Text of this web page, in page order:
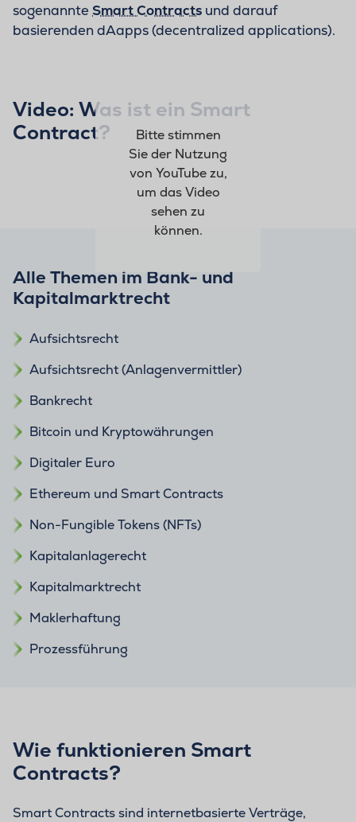
sogenannte Smart Contracts und darauf
basierenden dAapps (decentralized applications).
Video: Was ist ein Smart
Contract?
Bitte stimmen
Sie der Nutzung
von YouTube zu,
um das Video
sehen zu
können.
Alle Themen im Bank- und
Kapitalmarktrecht
Aufsichtsrecht
Aufsichtsrecht (Anlagenvermittler)
Bankrecht
Bitcoin und Kryptowährungen
Digitaler Euro
Ethereum und Smart Contracts
Non-Fungible Tokens (NFTs)
Kapitalanlagerecht
Kapitalmarktrecht
Maklerhaftung
Prozessführung
Wie funktionieren Smart
Contracts?
Smart Contracts sind internetbasierte Verträge,